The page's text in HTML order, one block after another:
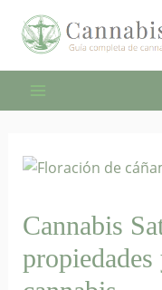
content
Main
Menu
Cannabis